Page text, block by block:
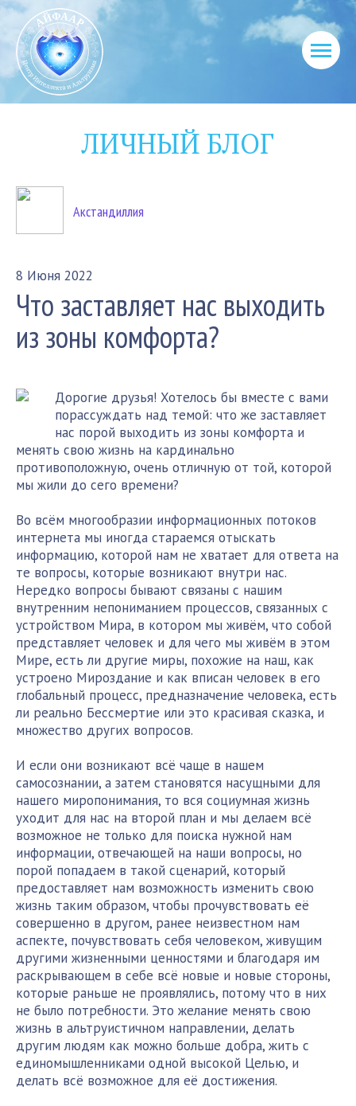
ЛИЧНЫЙ БЛОГ
Акстандиллия
8 Июня 2022
Что заставляет нас выходить
из зоны комфорта?
Дорогие друзья! Хотелось бы вместе с вами
порассуждать над темой: что же заставляет
нас порой выходить из зоны комфорта и
менять свою жизнь на кардинально
противоположную, очень отличную от той, которой
мы жили до сего времени?
Во всём многообразии информационных потоков
интернета мы иногда стараемся отыскать
информацию, которой нам не хватает для ответа на
те вопросы, которые возникают внутри нас.
Нередко вопросы бывают связаны с нашим
внутренним непониманием процессов, связанных с
устройством Мира, в котором мы живём, что собой
представляет человек и для чего мы живём в этом
Мире, есть ли другие миры, похожие на наш, как
устроено Мироздание и как вписан человек в его
глобальный процесс, предназначение человека, есть
ли реально Бессмертие или это красивая сказка, и
множество других вопросов.
И если они возникают всё чаще в нашем
самосознании, а затем становятся насущными для
нашего миропонимания, то вся социумная жизнь
уходит для нас на второй план и мы делаем всё
возможное не только для поиска нужной нам
информации, отвечающей на наши вопросы, но
порой попадаем в такой сценарий, который
предоставляет нам возможность изменить свою
жизнь таким образом, чтобы прочувствовать её
совершенно в другом, ранее неизвестном нам
аспекте, почувствовать себя человеком, живущим
другими жизненными ценностями и благодаря им
раскрывающем в себе всё новые и новые стороны,
которые раньше не проявлялись, потому что в них
не было потребности. Это желание менять свою
жизнь в альтруистичном направлении, делать
другим людям как можно больше добра, жить с
единомышленниками одной высокой Целью, и
делать всё возможное для её достижения.